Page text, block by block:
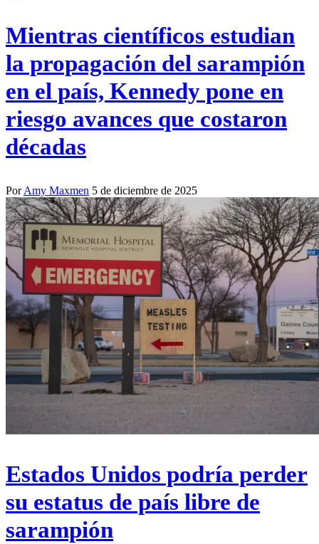
Mientras científicos estudian
la propagación del sarampión
en el país, Kennedy pone en
riesgo avances que costaron
décadas
PorAmy Maxmen 5 de diciembre de 2025
Estados Unidos podría perder
su estatus de país libre de
sarampión